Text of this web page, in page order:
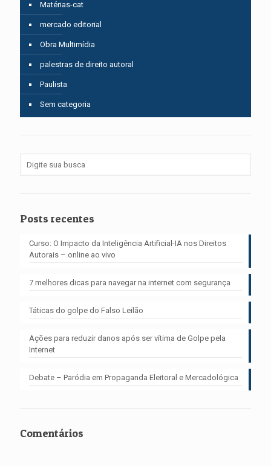
Matérias-cat
mercado editorial
Obra Multimídia
palestras de direito autoral
Paulista
Sem categoria
Posts recentes
Curso: O Impacto da Inteligência Artificial-IA nos Direitos
Autorais – online ao vivo
7 melhores dicas para navegar na internet com segurança
Táticas do golpe do Falso Leilão
Ações para reduzir danos após ser vítima de Golpe pela
Internet
Debate – Paródia em Propaganda Eleitoral e Mercadológica
Comentários